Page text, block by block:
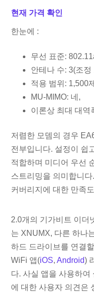
현재 가격 확인
한눈에 :
무선 표준:
안테나 수: 3(조정
적용 범위: 1,500
MU-MIMO: 네,
이론상 최대 대역
저렴한 모뎀의 경우
전부입니다. 설정이 쉽
적합하며 미디어 우선
스트리밍을 의미합니
커버리지에 대한 만족
2.0개의 기가비트 이더
는 XNUMX, 다른 하나
하드 드라이브를 연결
WiFi 앱(iOS,Android)
다. 사실 앱을 사용하여
에 대한 사용자 의견은